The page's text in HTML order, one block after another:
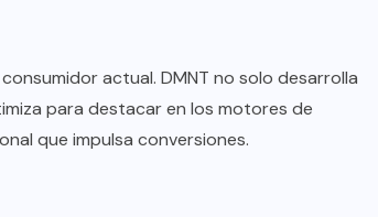
actual. DMNT no solo desarrolla
para destacar en los motores de
que impulsa conversiones.